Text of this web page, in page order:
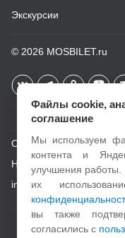
Экскурсии
© 2026 MOSBILET.ru
О проекте
Новости
info@mosbilet.ru
Файлы cookie,
соглашение
Мы используем
контента и
улучшения работы.
их
вы также
согласились с